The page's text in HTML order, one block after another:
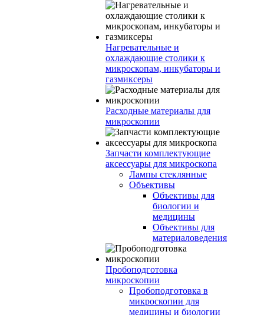
Нагревательные и
охлаждающие столики к
микроскопам, инкубаторы и
газмиксеры
Расходные материалы для
микроскопии
Запчасти комплектующие
аксессуары для микроскопа
Лампы стеклянные
Объективы
Объективы для
биологии и
медицины
Объективы для
материаловедения
Пробоподготовка
микроскопии
Пробоподготовка в
микроскопии для
медицины и биологии